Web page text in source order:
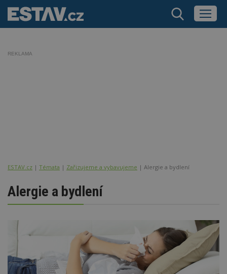
REKLAMA
ESTAV.cz Témata Zařizujeme a vybavujeme Alergie a bydlení
Alergie a bydlení